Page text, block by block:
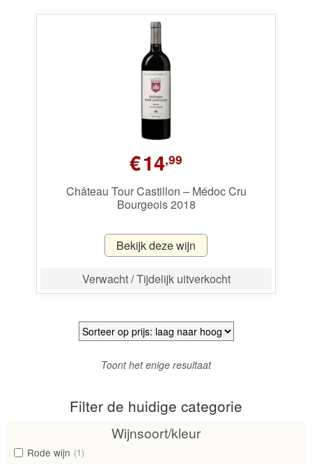
€14,99
Château Tour Castillon – Médoc Cru
Bourgeois 2018
Bekijk deze wijn
Verwacht / Tijdelijk uitverkocht
Toont het enige resultaat
Filter de huidige categorie
Wijnsoort/kleur
Rode wijn (1)